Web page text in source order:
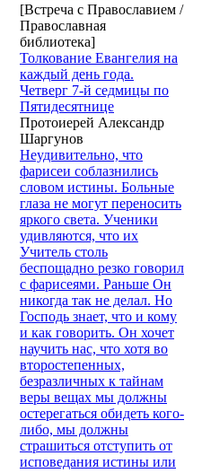
[Встреча с Православием /
Православная
библиотека]
Толкование Евангелия на
каждый день года.
Четверг 7-й седмицы по
Пятидесятнице
Протоиерей Александр
Шаргунов
Неудивительно, что
фарисеи соблазнились
словом истины. Больные
глаза не могут переносить
яркого света. Ученики
удивляются, что их
Учитель столь
беспощадно резко говорил
с фарисеями. Раньше Он
никогда так не делал. Но
Господь знает, что и кому
и как говорить. Он хочет
научить нас, что хотя во
второстепенных,
безразличных к тайнам
веры вещах мы должны
остерегаться обидеть кого-
либо, мы должны
страшиться отступить от
исповедания истины или